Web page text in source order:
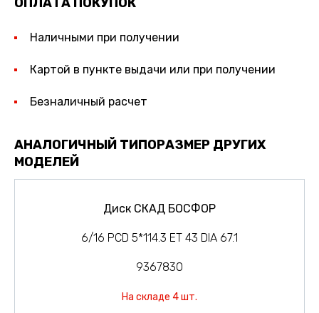
Наличными при получении
Картой в пункте выдачи или при получении
Безналичный расчет
АНАЛОГИЧНЫЙ ТИПОРАЗМЕР ДРУГИХ
МОДЕЛЕЙ
Диск СКАД БОСФОР
6/16 PCD 5*114.3 ET 43 DIA 67.1
9367830
На складе 4 шт.